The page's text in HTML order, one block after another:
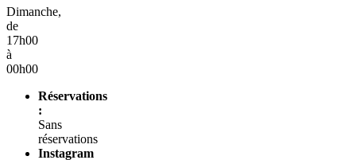
Dimanche,
de
17h00
à
00h00
Réservations
:
Sans
réservations
Instagram